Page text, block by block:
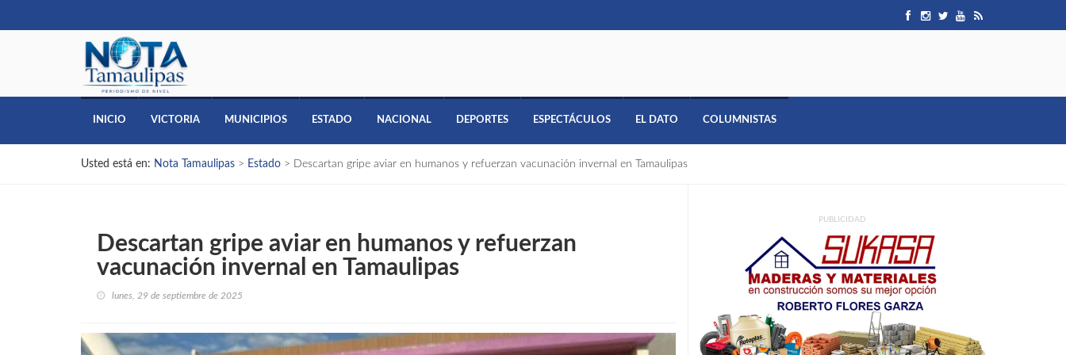
INICIO VICTORIA MUNICIPIOS ESTADO NACIONAL DEPORTES ESPECTÁCULOS EL DATO COLUMNISTAS
Usted está en: Nota Tamaulipas > Estado > Descartan gripe aviar en humanos y refuerzan vacunación invernal en Tamaulipas
Descartan gripe aviar en humanos y refuerzan
vacunación invernal en Tamaulipas
lunes, 29 de septiembre de 2025
PUBLICIDAD